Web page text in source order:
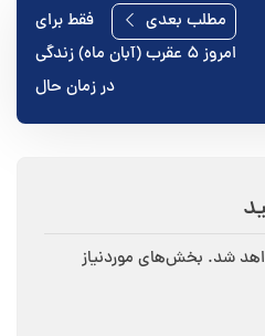
مطلب بعدی
فقط برای
امروز ۵ عقرب (آبان ماه) زندگی
در زمان حال
شد. بخش‌های موردنیاز